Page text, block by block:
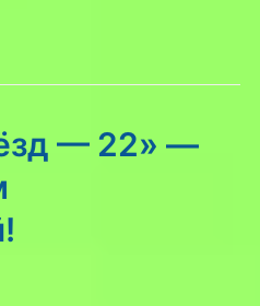
— 22» —